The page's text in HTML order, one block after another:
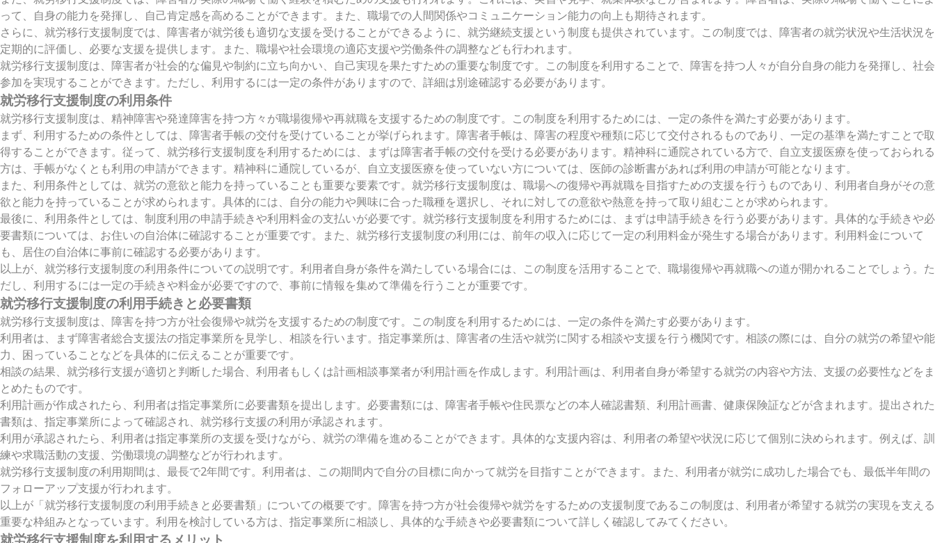
って、自身の能力を発揮し、自己肯定感を高めることができます。また、職場での人間関係やコミュニケーション能力の向上も期待されます。
さらに、就労移行支援制度では、障害者が就労後も適切な支援を受けることができるように、就労継続支援という制度も提供されています。この制度では、障害者の就労状況や生活状況を
定期的に評価し、必要な支援を提供します。また、職場や社会環境の適応支援や労働条件の調整なども行われます。
就労移行支援制度は、障害者が社会的な偏見や制約に立ち向かい、自己実現を果たすための重要な制度です。この制度を利用することで、障害を持つ人々が自分自身の能力を発揮し、社会
参加を実現することができます。ただし、利用するには一定の条件がありますので、詳細は別途確認する必要があります。
就労移行支援制度の利用条件
就労移行支援制度は、精神障害や発達障害を持つ方々が職場復帰や再就職を支援するための制度です。この制度を利用するためには、一定の条件を満たす必要があります。
まず、利用するための条件としては、障害者手帳の交付を受けていることが挙げられます。障害者手帳は、障害の程度や種類に応じて交付されるものであり、一定の基準を満たすことで取
得することができます。従って、就労移行支援制度を利用するためには、まずは障害者手帳の交付を受ける必要があります。精神科に通院されている方で、自立支援医療を使っておられる
方は、手帳がなくとも利用の申請ができます。精神科に通院しているが、自立支援医療を使っていない方については、医師の診断書があれば利用の申請が可能となります。
また、利用条件としては、就労の意欲と能力を持っていることも重要な要素です。就労移行支援制度は、職場への復帰や再就職を目指すための支援を行うものであり、利用者自身がその意
欲と能力を持っていることが求められます。具体的には、自分の能力や興味に合った職種を選択し、それに対しての意欲や熱意を持って取り組むことが求められます。
最後に、利用条件としては、制度利用の申請手続きや利用料金の支払いが必要です。就労移行支援制度を利用するためには、まずは申請手続きを行う必要があります。具体的な手続きや必
要書類については、お住いの自治体に確認することが重要です。また、就労移行支援制度の利用には、前年の収入に応じて一定の利用料金が発生する場合があります。利用料金について
も、居住の自治体に事前に確認する必要があります。
以上が、就労移行支援制度の利用条件についての説明です。利用者自身が条件を満たしている場合には、この制度を活用することで、職場復帰や再就職への道が開かれることでしょう。た
だし、利用するには一定の手続きや料金が必要ですので、事前に情報を集めて準備を行うことが重要です。
就労移行支援制度の利用手続きと必要書類
就労移行支援制度は、障害を持つ方が社会復帰や就労を支援するための制度です。この制度を利用するためには、一定の条件を満たす必要があります。
利用者は、まず障害者総合支援法の指定事業所を見学し、相談を行います。指定事業所は、障害者の生活や就労に関する相談や支援を行う機関です。相談の際には、自分の就労の希望や能
力、困っていることなどを具体的に伝えることが重要です。
相談の結果、就労移行支援が適切と判断した場合、利用者もしくは計画相談事業者が利用計画を作成します。利用計画は、利用者自身が希望する就労の内容や方法、支援の必要性などをま
とめたものです。
利用計画が作成されたら、利用者は指定事業所に必要書類を提出します。必要書類には、障害者手帳や住民票などの本人確認書類、利用計画書、健康保険証などが含まれます。提出された
書類は、指定事業所によって確認され、就労移行支援の利用が承認されます。
利用が承認されたら、利用者は指定事業所の支援を受けながら、就労の準備を進めることができます。具体的な支援内容は、利用者の希望や状況に応じて個別に決められます。例えば、訓
練や求職活動の支援、労働環境の調整などが行われます。
就労移行支援制度の利用期間は、最長で2年間です。利用者は、この期間内で自分の目標に向かって就労を目指すことができます。また、利用者が就労に成功した場合でも、最低半年間の
フォローアップ支援が行われます。
以上が「就労移行支援制度の利用手続きと必要書類」についての概要です。障害を持つ方が社会復帰や就労をするための支援制度であるこの制度は、利用者が希望する就労の実現を支える
重要な枠組みとなっています。利用を検討している方は、指定事業所に相談し、具体的な手続きや必要書類について詳しく確認してみてください。